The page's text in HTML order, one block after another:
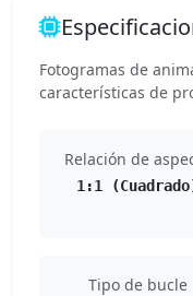
Fotogramas de
características de
Relación de
1:1
Tipo de bucle